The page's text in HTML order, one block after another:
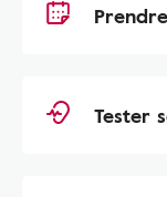
Tester